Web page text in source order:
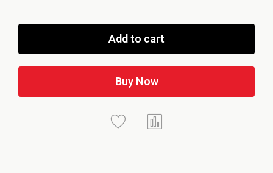
Add to cart
Buy Now